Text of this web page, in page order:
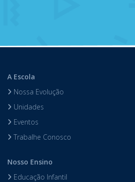
A Escola
Nossa Evolução
Unidades
Eventos
Trabalhe Conosco
Nosso Ensino
Educação Infantil